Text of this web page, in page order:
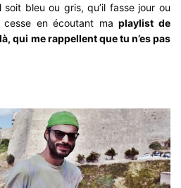
soit bleu ou gris, qu’il fasse jour ou
cesse en écoutant maplaylist de
qui me rappellent que tu n’es pas